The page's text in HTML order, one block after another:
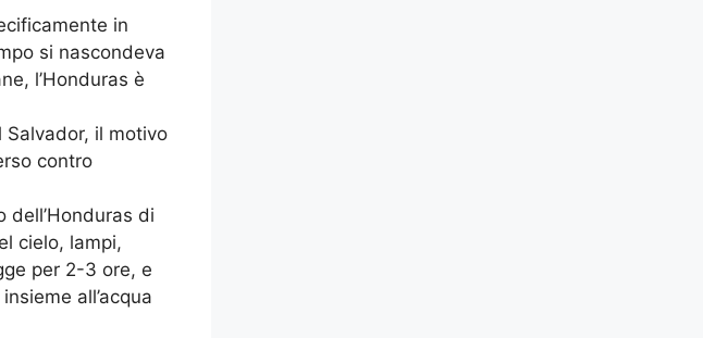
in
si nascondeva
l’Honduras è
Salvador, il motivo
contro
di
cielo, lampi,
per 2-3 ore, e
all’acqua